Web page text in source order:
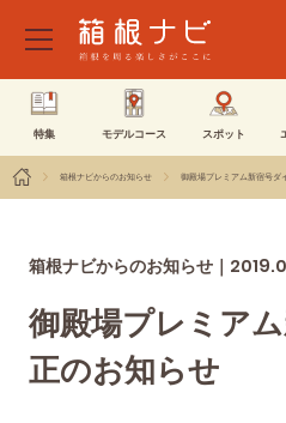
特集 モデルコース スポット
箱根ナビからのお知らせ 御殿場プレミアム新宿号ダ
箱根ナビからのお知らせ｜
御殿場プレミア
正のお知らせ